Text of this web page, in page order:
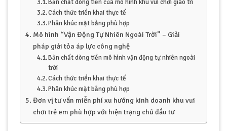
Bản chất dòng tiền của mô hình khu vui chơi giáo trí
Cách thức triển khai thực tế
Phân khúc mặt bằng phù hợp
Mô hình “Vận Động Tự Nhiên Ngoài Trời” – Giải
pháp giải tỏa áp lực công nghệ
Bản chất dòng tiền mô hình vận động tự nhiên ngoài
trời
Cách thức triển khai thực tế
Phân khúc mặt bằng phù hợp
Đơn vị tư vấn miễn phí xu hướng kinh doanh khu vui
chơi trẻ em phù hợp với hiện trạng chủ đầu tư